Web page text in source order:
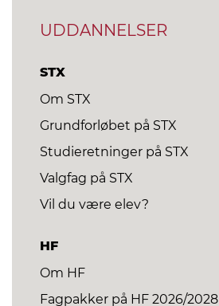
UDDANNELSER
STX
Om STX
Grundforløbet på STX
Studieretninger på STX
Valgfag på STX
Vil du være elev?
HF
Om HF
Fagpakker på HF 2026/2028